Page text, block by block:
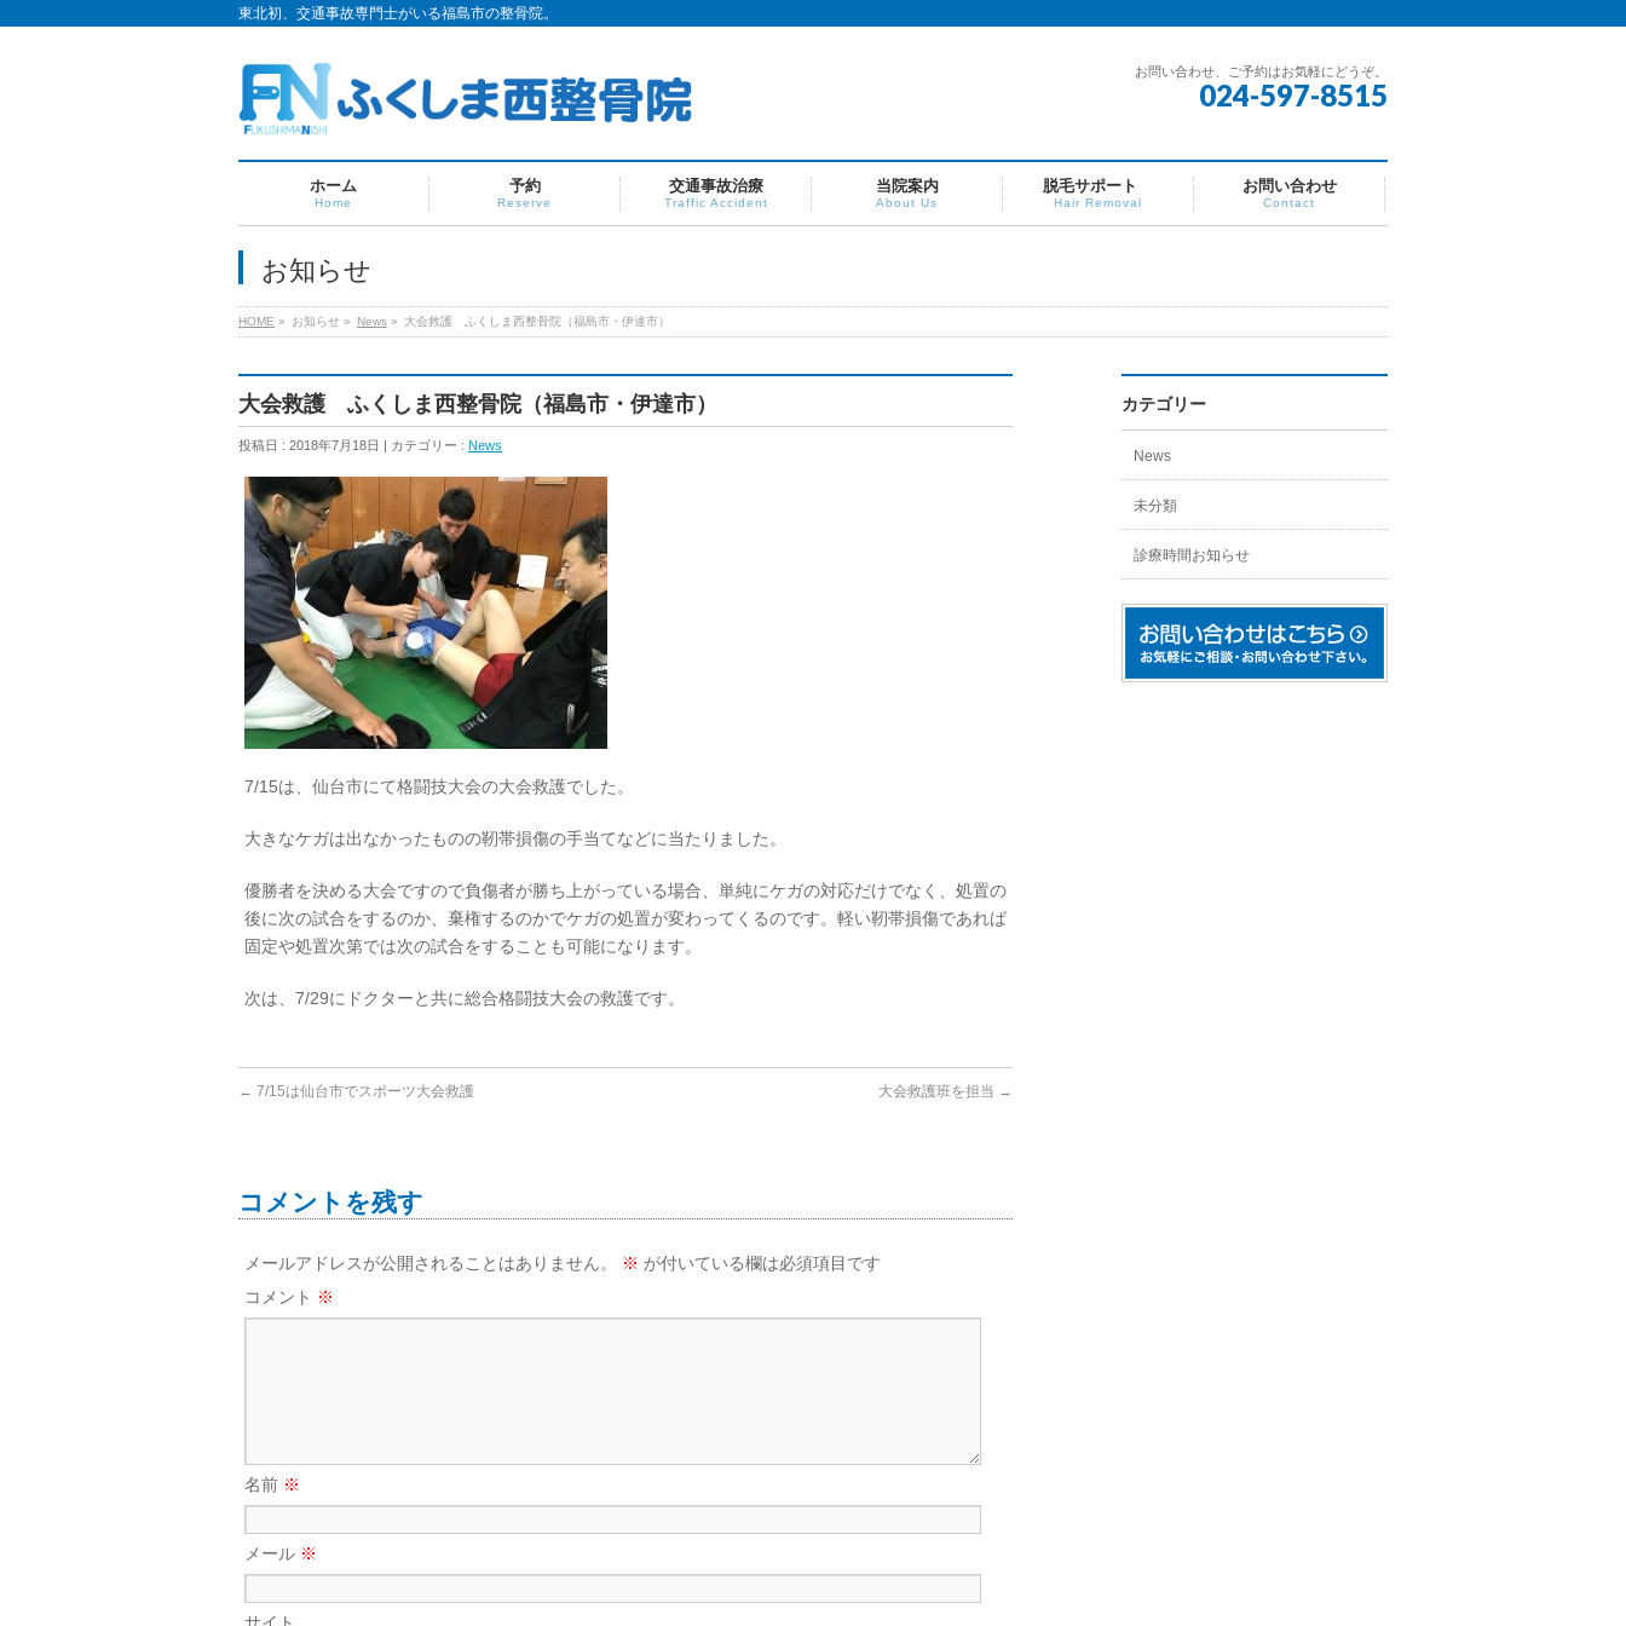
東北初、交通事故専門士がいる福島市の整骨院。
お問い合わせ、ご予約はお気軽にどうぞ。
024-597-8515
ホーム
Home
予約
Reserve
交通事故治療
Traffic Accident
当院案内
About Us
脱毛サポート
Hair Removal
お問い合わせ
Contact
お知らせ
HOME » お知らせ » News » 大会救護 ふくしま西整骨院（福島市・伊達市）
大会救護 ふくしま西整骨院（福島市・伊達市）
投稿日 : 2018年7月18日 | カテゴリー : News
7/15は、仙台市にて格闘技大会の大会救護でした。
大きなケガは出なかったものの靭帯損傷の手当てなどに当たりました。
優勝者を決める大会ですので負傷者が勝ち上がっている場合、単純にケガの対応だけでなく、処置の
後に次の試合をするのか、棄権するのかでケガの処置が変わってくるのです。軽い靭帯損傷であれば
固定や処置次第では次の試合をすることも可能になります。
次は、7/29にドクターと共に総合格闘技大会の救護です。
← 7/15は仙台市でスポーツ大会救護 大会救護班を担当 →
コメントを残す
メールアドレスが公開されることはありません。 ※ が付いている欄は必須項目です
コメント ※
名前 ※
メール ※
カテゴリー
News
未分類
診療時間お知らせ